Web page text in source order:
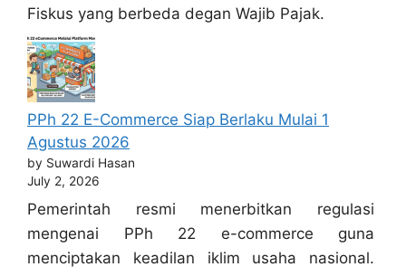
Fiskus yang berbeda degan Wajib Pajak.
PPh 22 E-Commerce Siap Berlaku Mulai 1
Agustus 2026
by Suwardi Hasan
July 2, 2026
Pemerintah resmi menerbitkan regulasi
mengenai PPh 22 e-commerce guna
menciptakan keadilan iklim usaha nasional.